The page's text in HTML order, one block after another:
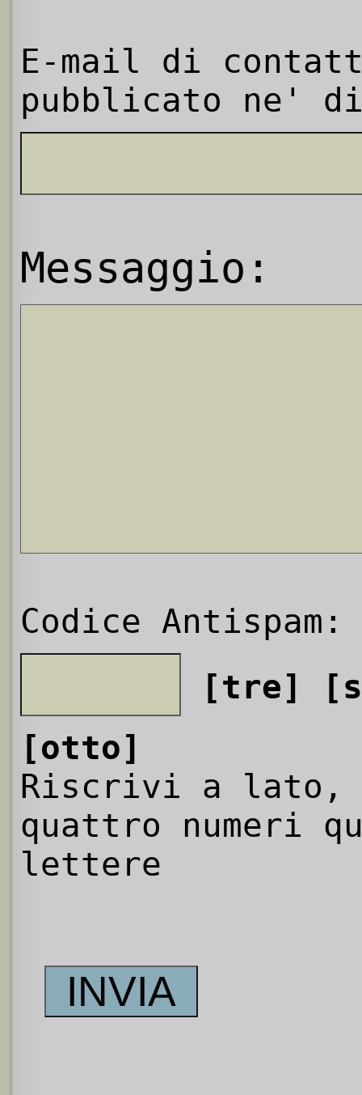
E-mail di
pubblicato ne'
Messaggio:
Codice Antispam:
[tre]
[otto]
Riscrivi a
quattro numeri
lettere